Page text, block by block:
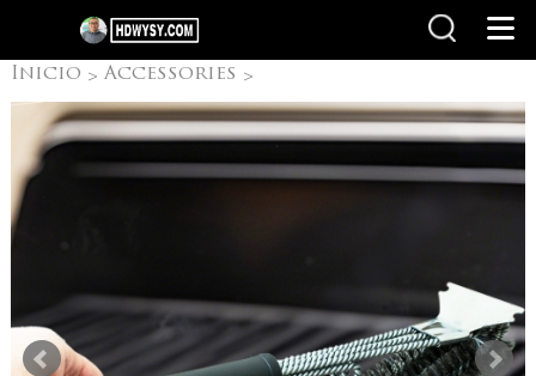
Inicio > Accessories >